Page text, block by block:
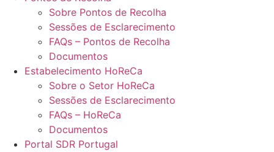
Sobre Pontos de Recolha
Sessões de Esclarecimento
FAQs – Pontos de Recolha
Documentos
Estabelecimento HoReCa
Sobre o Setor HoReCa
Sessões de Esclarecimento
FAQs – HoReCa
Documentos
Portal SDR Portugal